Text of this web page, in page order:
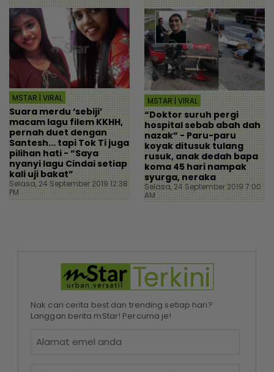
MSTAR | VIRAL
Suara merdu ‘sebiji’
macam lagu filem KKHH,
pernah duet dengan
Santesh... tapi Tok Ti juga
pilihan hati - “Saya
nyanyi lagu Cindai setiap
kali uji bakat”
Selasa, 24 September 2019 12:38
PM
MSTAR | VIRAL
“Doktor suruh pergi
hospital sebab abah dah
nazak” - Paru-paru
koyak ditusuk tulang
rusuk, anak dedah bapa
koma 45 hari nampak
syurga, neraka
Selasa, 24 September 2019 7:00
AM
Nak cari cerita best dan trending setiap hari?
Langgan berita mStar! Percuma je!